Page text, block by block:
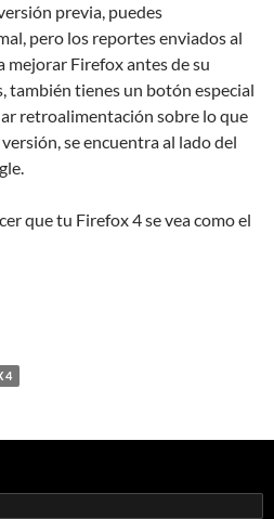
previa, puedes
pero los reportes enviados al
mejorar Firefox antes de su
también tienes un botón especial
retroalimentación sobre lo que
se encuentra al lado del
que tu Firefox 4 se vea como el
4